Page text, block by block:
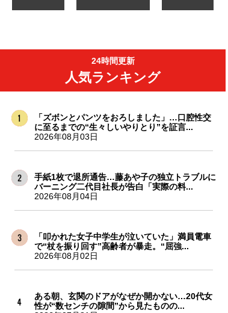
24時間更新
人気ランキング
「ズボンとパンツをおろしました」…口腔性交
に至るまでの“生々しいやりとり”を証言...
2026年08月03日
手紙1枚で退所通告…藤あや子の独立トラブルに
バーニング二代目社長が告白「実際の料...
2026年08月04日
「叩かれた女子中学生が泣いていた」満員電車
で“杖を振り回す”高齢者が暴走。“屈強...
2026年08月02日
ある朝、玄関のドアがなぜか開かない…20代女
性が“数センチの隙間”から見たものの...